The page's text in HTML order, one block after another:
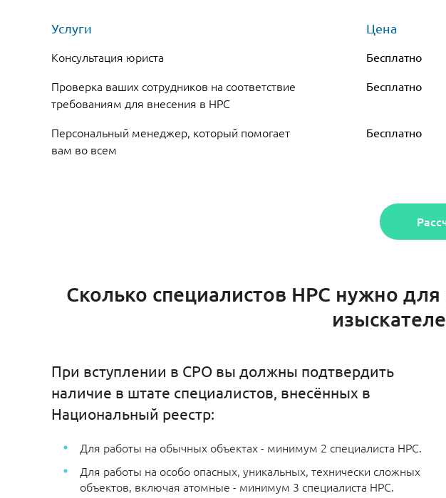
Услуги Цена
Консультация юриста Бесплатно
Проверка ваших сотрудников на соответствие
требованиям для внесения в НРС
Бесплатно
Персональный менеджер, который помогает
вам во всем
Бесплатно
Сколько специалистов НРС нужно
При вступлении в СРО вы должны подтвердить
наличие в штате специалистов, внесённых в
Национальный реестр:
Для работы на обычных объектах - минимум 2 специалиста НРС.
Для работы на особо опасных, уникальных, технически сложных
объектов, включая атомные - минимум 3 специалиста НРС.